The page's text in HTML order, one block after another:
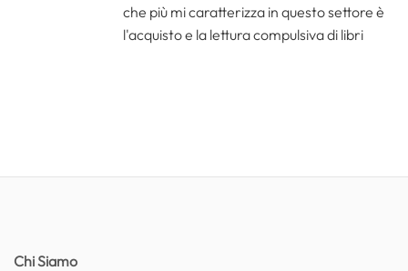
che più mi caratterizza in questo settore è
l'acquisto e la lettura compulsiva di libri
Chi Siamo